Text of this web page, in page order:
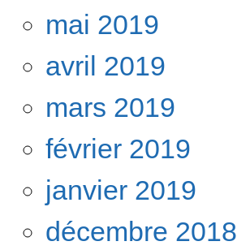
mai 2019
avril 2019
mars 2019
février 2019
janvier 2019
décembre 2018